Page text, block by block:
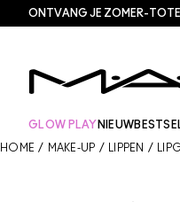
ONTVANG JE ZOMER-
GLOW PLAY NIEUW
HOME / MAKE-UP / LIPPEN /